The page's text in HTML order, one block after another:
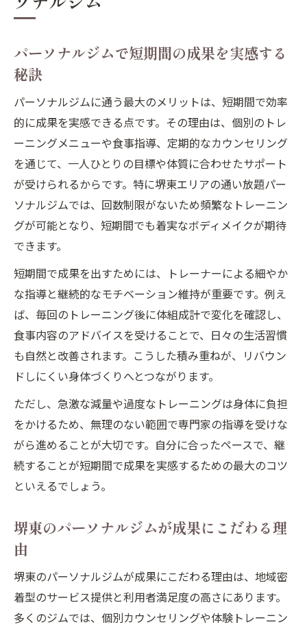
パーソナルジムで短期間の成果を実感する
秘訣
パーソナルジムに通う最大のメリットは、短期間で効率
的に成果を実感できる点です。その理由は、個別のトレ
ーニングメニューや食事指導、定期的なカウンセリング
を通じて、一人ひとりの目標や体質に合わせたサポート
が受けられるからです。特に堺東エリアの通い放題パー
ソナルジムでは、回数制限がないため頻繁なトレーニン
グが可能となり、短期間でも着実なボディメイクが期待
できます。
短期間で成果を出すためには、トレーナーによる細やか
な指導と継続的なモチベーション維持が重要です。例え
ば、毎回のトレーニング後に体組成計で変化を確認し、
食事内容のアドバイスを受けることで、日々の生活習慣
も自然と改善されます。こうした積み重ねが、リバウン
ドしにくい身体づくりへとつながります。
ただし、急激な減量や過度なトレーニングは身体に負担
をかけるため、無理のない範囲で専門家の指導を受けな
がら進めることが大切です。自分に合ったペースで、継
続することが短期間で成果を実感するための最大のコツ
といえるでしょう。
堺東のパーソナルジムが成果にこだわる理
由
堺東のパーソナルジムが成果にこだわる理由は、地域密
着型のサービス提供と利用者満足度の高さにあります。
多くのジムでは、個別カウンセリングや体験トレーニン